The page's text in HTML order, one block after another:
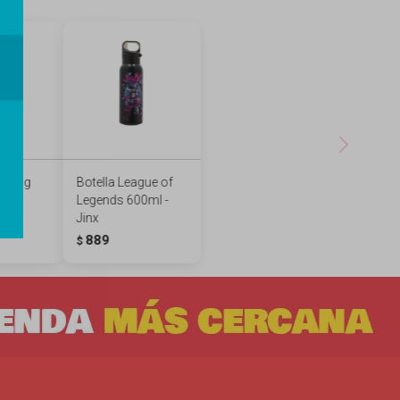
Botella League of
Legends 600ml -
Jinx
$ 889